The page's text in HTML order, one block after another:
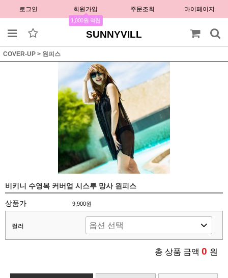
로그인 회원가입
1,000원 적립
주문조회 마이페이지
SUNNYVILL
COVER-UP > 원피스
비키니 수영복 커버업 시스루 망사 원피스
상품가 9,900원
컬러
총 상품 금액 0 원